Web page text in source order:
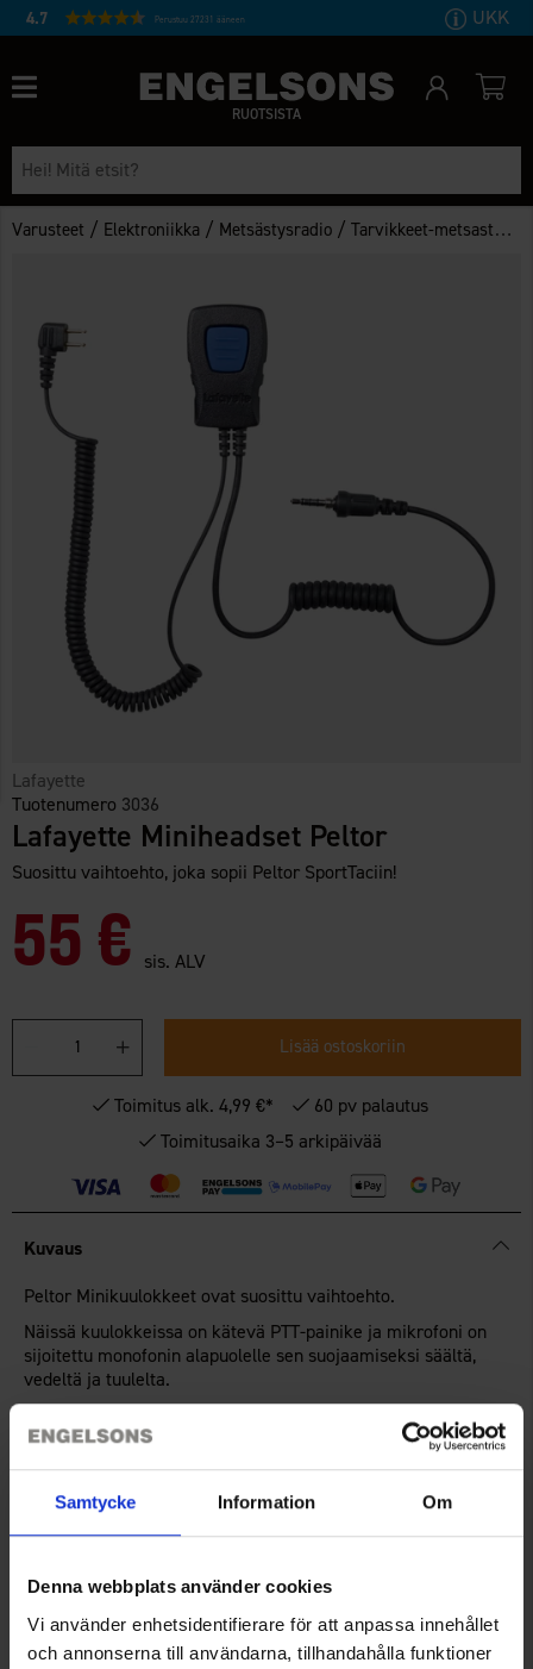
Samtycke Information Om
Denna webbplats använder cookies
Vi använder enhetsidentifierare för att anpassa innehållet
och annonserna till användarna, tillhandahålla funktioner
4.7 Perustuu 27231 ääneen UKK
RUOTSISTA
Varusteet / Elektroniikka / Metsästysradio /Tarvikkeet-metsastysradiot
Lafayette
Tuotenumero 3036
Lafayette Miniheadset Peltor
Suosittu vaihtoehto, joka sopii Peltor SportTaciin!
55 € sis. ALV
Lisää ostoskoriin
Toimitus alk. 4,99 €*
60 pv palautus
Toimitusaika 3–5 arkipäivää
Kuvaus
Peltor Minikuulokkeet ovat suosittu vaihtoehto.
Näissä kuulokkeissa on kätevä PTT-painike ja mikrofoni on
sijoitettu monofonin alapuolelle sen suojaamiseksi säältä,
vedeltä ja tuulelta.
SportTaciin ja sen 2-Pin liitäntään. Saat radion äänen ja
Saatat myös tarvita